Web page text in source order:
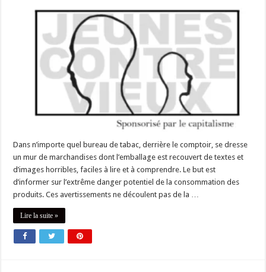
Dans n’importe quel bureau de tabac, derrière le comptoir, se dresse
un mur de marchandises dont l’emballage est recouvert de textes et
d’images horribles, faciles à lire et à comprendre. Le but est
d’informer sur l’extrême danger potentiel de la consommation des
produits. Ces avertissements ne découlent pas de la …
Lire la suite »